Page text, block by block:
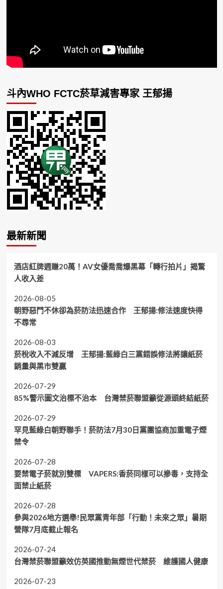
斗內WHO FCTC菸草減害專家 王郁揚
最新新聞
酒店紅牌週賺20萬！AV女優喬喬爆黑幕「轉行拍片」揭驚
人收入差
2026-08-05
朝野惡鬥不休卻為菸防法迅速合作 王郁揚:修法速度快得
不尋常
2026-08-03
菸稅收入不減反增 王郁揚:藍綠白三黨錯誤修法將讓紙菸
銷量與黑市雙贏
2026-07-29
85%警示圖文治標不治本 台灣禁菸聯盟籲從源頭終結紙菸
2026-07-29
罕見藍綠白朝野聯手！菸防法7月30日黨團協商加重電子煙
禁令
2026-07-28
要禁電子菸就別雙標 VAPERS:香菸同樣可以摻毒，支持全
面禁止紙菸
2026-07-28
參與2026地方選舉!民眾黨青年部「行動！未來之眾」暑期
營隊7月底截止報名
2026-07-24
台灣禁菸聯盟籲效仿英國推動無煙世代禁菸 維護國人健康
2026-07-23